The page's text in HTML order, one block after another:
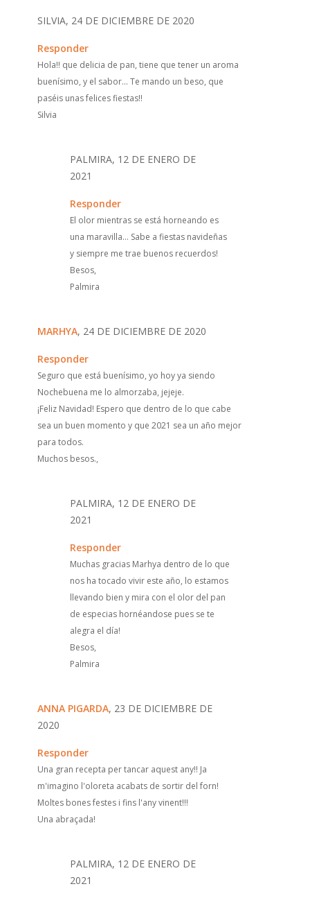
SILVIA, 24 DE DICIEMBRE DE 2020
Responder
Hola!! que delicia de pan, tiene que tener un aroma
buenísimo, y el sabor... Te mando un beso, que
paséis unas felices fiestas!!
Silvia
PALMIRA, 12 DE ENERO DE
2021
Responder
El olor mientras se está horneando es
una maravilla... Sabe a fiestas navideñas
y siempre me trae buenos recuerdos!
Besos,
Palmira
MARHYA, 24 DE DICIEMBRE DE 2020
Responder
Seguro que está buenísimo, yo hoy ya siendo
Nochebuena me lo almorzaba, jejeje.
¡Feliz Navidad! Espero que dentro de lo que cabe
sea un buen momento y que 2021 sea un año mejor
para todos.
Muchos besos.,
PALMIRA, 12 DE ENERO DE
2021
Responder
Muchas gracias Marhya dentro de lo que
nos ha tocado vivir este año, lo estamos
llevando bien y mira con el olor del pan
de especias hornéandose pues se te
alegra el día!
Besos,
Palmira
ANNA PIGARDA, 23 DE DICIEMBRE DE
2020
Responder
Una gran recepta per tancar aquest any!! Ja
m'imagino l'oloreta acabats de sortir del forn!
Moltes bones festes i fins l'any vinent!!!
Una abraçada!
PALMIRA, 12 DE ENERO DE
2021